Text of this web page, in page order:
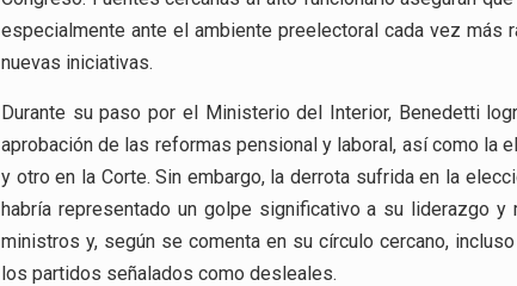
especialmente ante el ambiente preelectoral cada vez más
nuevas iniciativas.
Durante su paso por el Ministerio del Interior, Benedetti
aprobación de las reformas pensional y laboral, así como la
y otro en la Corte. Sin embargo, la derrota sufrida en la
habría representado un golpe significativo a su liderazgo
ministros y, según se comenta en su círculo cercano,
los partidos señalados como desleales.